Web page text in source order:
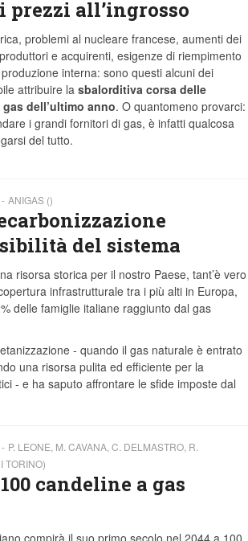
prezzi all’ingrosso
problemi al nucleare francese, aumenti dei
e acquirenti, esigenze di riempimento
interna: sono questi alcuni dei
attribuire lasbalorditiva corsa delle
dell’ultimo anno. O quantomeno provarci:
i grandi fornitori di gas, è infatti qualcosa
del tutto.
ANIGAS ()
del sistema
risorsa storica per il nostro Paese, tant’è vero
infrastrutturale tra i più alti in Europa,
delle famiglie italiane raggiunto dal gas
- quando il gas naturale è entrato
una risorsa pulita ed efficiente per la
- e ha saputo affrontare le sfide imposte dal
P. LEONE, M. CAVANA, C. DELMASTRO, R.
TORINO)
candeline a gas
compirà il suo primo secolo nel 2044 a 100